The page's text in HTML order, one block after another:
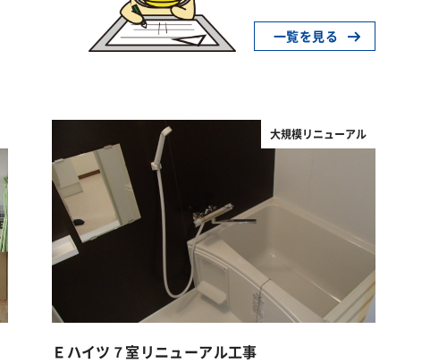
一覧を見る
大規模リニューアル
Ｅハイツ７室リニューアル工事